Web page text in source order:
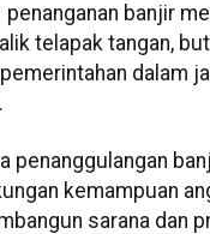
banjir
telapak tangan,
dalam
penanggulangan
kemampuan
sarana dan